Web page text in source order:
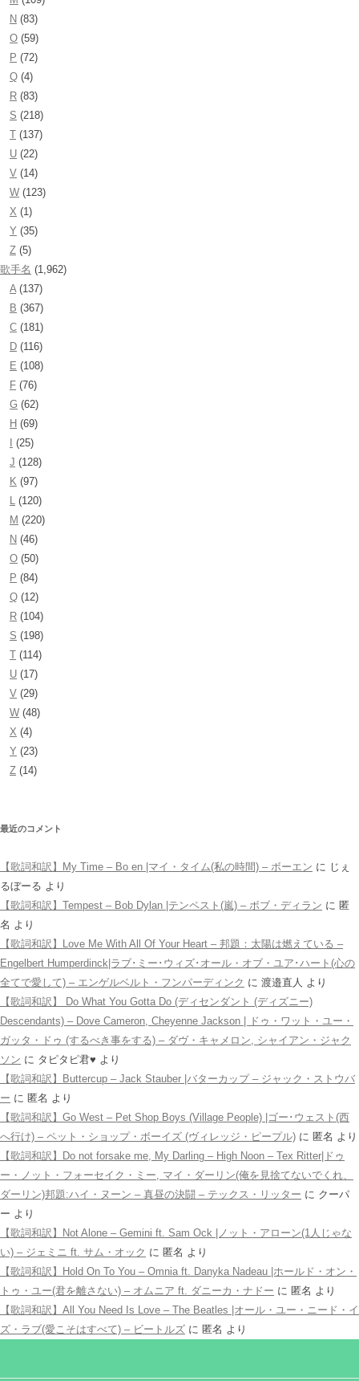
N (83)
O (59)
P (72)
Q (4)
R (83)
S (218)
T (137)
U (22)
V (14)
W (123)
X (1)
Y (35)
Z (5)
歌手名 (1,962)
A(137)
B (367)
C (181)
D (116)
E (108)
F (76)
G (62)
H (69)
(25)
J (128)
K (97)
L (120)
M (220)
N (46)
O (50)
P (84)
Q (12)
R (104)
S (198)
T (114)
U (17)
V (29)
W (48)
X (4)
Y (23)
Z (14)
最近のコメント
【歌詞和訳】My Time – Bo en |マイ・タイム(私の時間) – ボーエン に じぇ
るぼーる より
【歌詞和訳】Tempest – Bob Dylan |テンペスト(嵐) – ボブ・ディラン に 匿
名 より
【歌詞和訳】Love Me With All Of Your Heart – 邦題：太陽は燃えている –
Engelbert Humperdinck|ラブ･ミー･ウィズ･オール・オブ・ユア･ハート(心の
全てで愛して) – エンゲルベルト・フンパーディンク に 渡邉直人 より
【歌詞和訳】 Do What You Gotta Do (ディセンダント (ディズニー)
Descendants) – Dove Cameron, Cheyenne Jackson | ドゥ・ワット・ユー・
ガッタ・ドゥ (するべき事をする) – ダヴ・キャメロン, シャイアン・ジャク
ソン に タピタピ君♥️ より
【歌詞和訳】Buttercup – Jack Stauber |バターカップ – ジャック・ストウバ
ー に 匿名 より
【歌詞和訳】Go West – Pet Shop Boys (Village People) |ゴー･ウェスト(西
へ行け) – ペット・ショップ・ボーイズ (ヴィレッジ・ピープル) に 匿名 より
【歌詞和訳】Do not forsake me, My Darling – High Noon – Tex Ritter|ドゥ
ー・ノット・フォーセイク・ミー, マイ・ダーリン(俺を見捨てないでくれ、
ダーリン)邦題:ハイ・ヌーン – 真昼の決闘 – テックス・リッター に クーパ
ー より
【歌詞和訳】Not Alone – Gemini ft. Sam Ock |ノット・アローン(1人じゃな
い) – ジェミニ ft. サム・オック に 匿名 より
【歌詞和訳】Hold On To You – Omnia ft. Danyka Nadeau |ホールド・オン・
トゥ・ユー(君を離さない) – オムニア ft. ダニーカ・ナドー に 匿名 より
【歌詞和訳】All You Need Is Love – The Beatles |オール・ユー・ニード・イ
ズ・ラブ(愛こそはすべて) – ビートルズ に 匿名 より